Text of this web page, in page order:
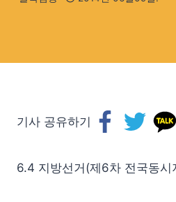
기사 공유하기
6.4 지방선거(제6차 전국동시